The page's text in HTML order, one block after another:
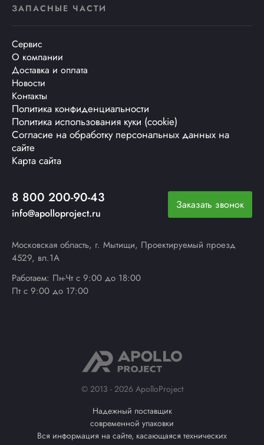
ЗАПАСНЫЕ ЧАСТИ
© 2013 - 2026 ApolloProject
Надежный поставщик
современной упаковки
Вся информация на сайте, касающаяся технических
Сервис
О компании
Доставка и оплата
Новости
Контакты
Политика конфиденциальности
Политика использования куки (cookie)
Согласие на обработку персональных данных на
сайте
Карта сайта
8 800 200-90-43
info@apolloproject.ru
Заказать звонок
Московская область, г. Мытищи, Проектируемый проезд
4529, вл.1А
Работаем: Пн-Чт с 9:00 до 18:00
Пт с 9:00 до 17:00